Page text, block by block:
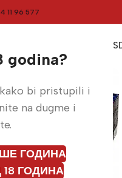
godina?
bi pristupili i
na dugme i
ГОДИНА
ГОДИНА
11 96 577
Meni